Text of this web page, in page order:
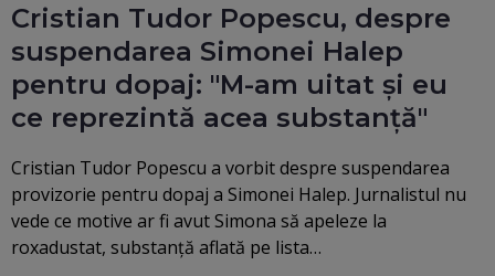
Cristian Tudor Popescu, despre
suspendarea Simonei Halep
pentru dopaj: "M-am uitat și eu
ce reprezintă acea substanță"
Cristian Tudor Popescu a vorbit despre suspendarea
provizorie pentru dopaj a Simonei Halep. Jurnalistul nu
vede ce motive ar fi avut Simona să apeleze la
roxadustat, substanță aflată pe lista…